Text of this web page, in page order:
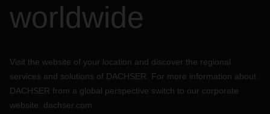
worldwide
Visit the website of your location and discover the regional
services and solutions of DACHSER. For more information about
DACHSER from a global perspective switch to our corporate
website: dachser.com